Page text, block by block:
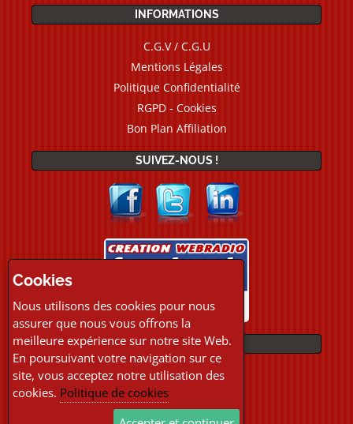
INFORMATIONS
C.G.V / C.G.U
Mentions Légales
Politique Confidentialité
RGPD - Cookies
Bon Plan Affiliation
SUIVEZ-NOUS !
PAIEMENTS
Cookies
Nous utilisons des cookies pour nous
assurer que nous vous offrons la
meilleure expérience sur notre site Web.
En poursuivant votre navigation sur ce
site, vous acceptez notre utilisation des
cookies. Politique de cookies